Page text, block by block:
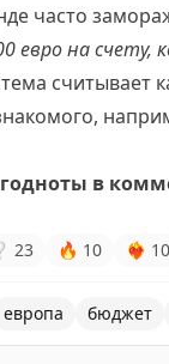
часто
евро на счету,
считывает
в
23 🔥 10 ❤‍🔥 10
европа бюджет